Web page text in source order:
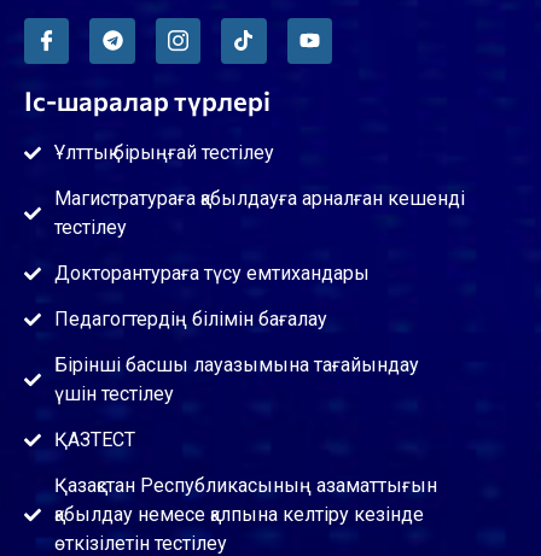
Іс-шаралар түрлері
Ұлттық бірыңғай тестілеу
Магистратураға қабылдауға арналған кешенді
тестілеу
Докторантураға түсу емтихандары
Педагогтердің білімін бағалау
Бірінші басшы лауазымына тағайындау
үшін тестілеу
ҚАЗТЕСТ
Қазақстан Республикасының азаматтығын
қабылдау немесе қалпына келтіру кезінде
өткізілетін тестілеу